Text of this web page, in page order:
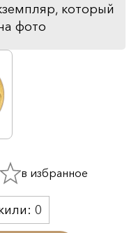
который
фото
0
в избранное